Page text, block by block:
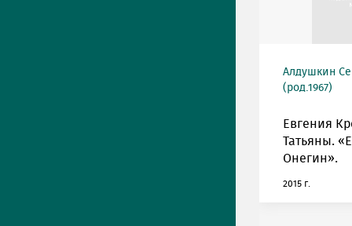
Алдушкин
(род.1967)
Евгения
Татьяны.
Онегин».
2015 г.